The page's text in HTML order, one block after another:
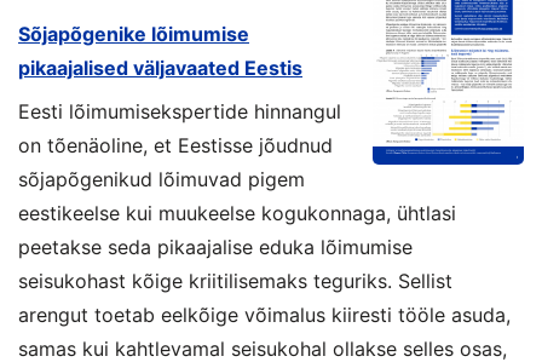
Sõjapõgenike lõimumise
pikaajalised väljavaated Eestis
Eesti lõimumisekspertide hinnangul
on tõenäoline, et Eestisse jõudnud
sõjapõgenikud lõimuvad pigem
eestikeelse kui muukeelse kogukonnaga, ühtlasi
peetakse seda pikaajalise eduka lõimumise
seisukohast kõige kriitilisemaks teguriks. Sellist
arengut toetab eelkõige võimalus kiiresti tööle asuda,
samas kui kahtlevamal seisukohal ollakse selles osas,